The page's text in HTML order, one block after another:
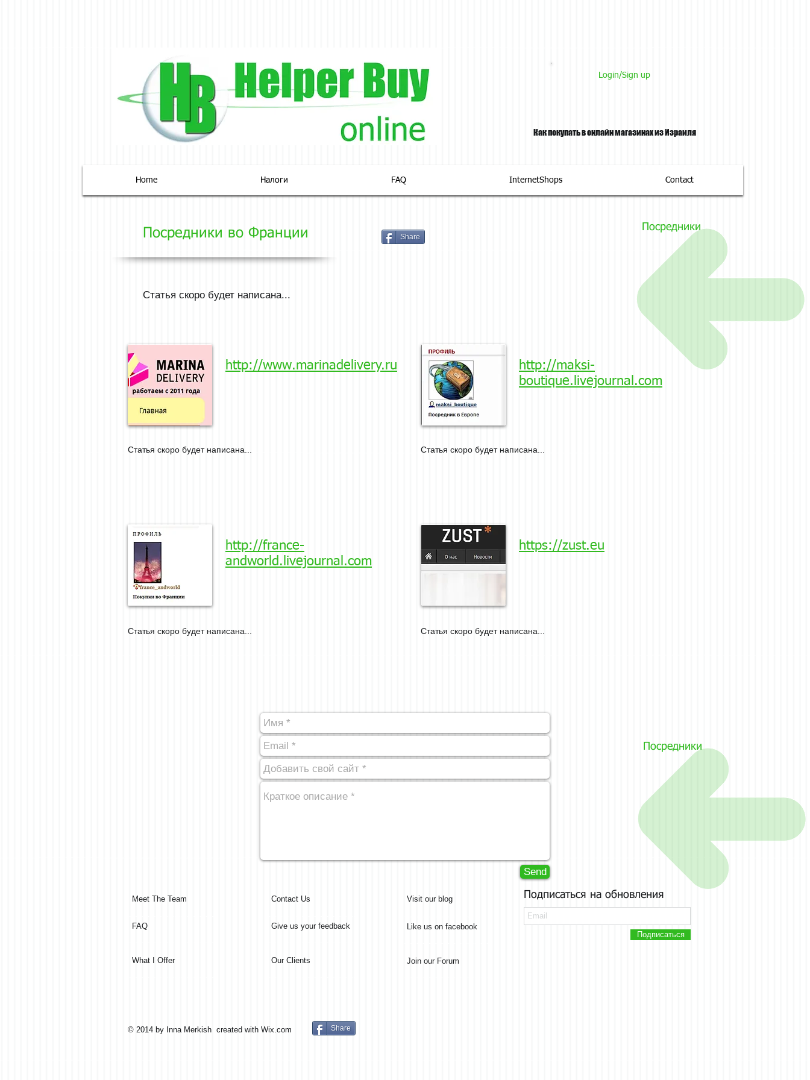
Login/Sign up
Как покупать в онлайн магазинах из Израиля
Home Налоги FAQ InternetShops Contact
Посредники во Франции
Статья скоро будет написана...
Посредники
Share
http://www.marinadelivery.ru
Статья скоро будет написана...
http://maksi-
boutique.livejournal.com
Статья скоро будет написана...
http://france-
andworld.livejournal.com
Статья скоро будет написана...
https://zust.eu
Статья скоро будет написана...
Send
Посредники
Meet The Team
FAQ
What I Offer
Contact Us
Give us your feedback
Our Clients
Visit our blog
Like us on facebook
Join our Forum
Подписаться на обновления
Подписаться
© 2014 by Inna Merkish created with Wix.com Share